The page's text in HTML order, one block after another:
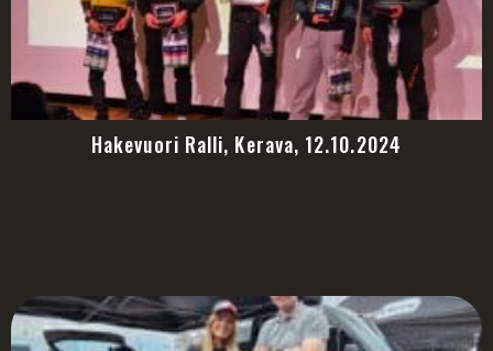
Hakevuori Ralli, Kerava, 12.10.2024